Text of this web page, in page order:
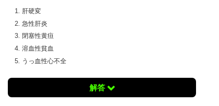
肝硬変
急性肝炎
閉塞性黄疸
溶血性貧血
うっ血性心不全
解答